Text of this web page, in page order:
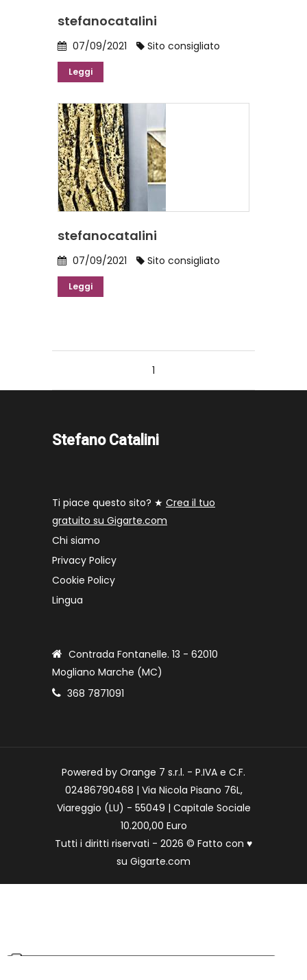
stefanocatalini
07/09/2021 Sito consigliato
Leggi
stefanocatalini
07/09/2021 Sito consigliato
Leggi
1
Stefano Catalini
Ti piace questo sito? ★ Crea il tuo
gratuito su Gigarte.com
Chi siamo
Privacy Policy
Cookie Policy
Lingua
Contrada Fontanelle. 13 - 62010
Mogliano Marche (MC)
368 7871091
Powered by Orange 7 s.r.l. - P.IVA e C.F.
02486790468 | Via Nicola Pisano 76L,
Viareggio (LU) - 55049 | Capitale Sociale
10.200,00 Euro
Tutti i diritti riservati - 2026 © Fatto con ♥
su Gigarte.com